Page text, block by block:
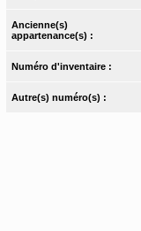
Ancienne(s)
appartenance(s) :
Numéro d'inventaire :
Autre(s) numéro(s) :